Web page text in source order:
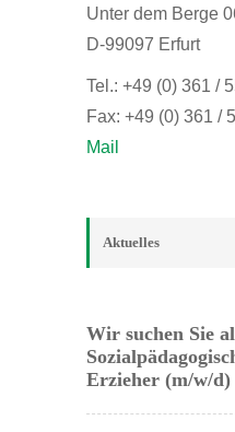
Unter dem Berge
D-99097 Erfurt
Tel.: +49 (0) 361 /
Fax: +49 (0) 361 /
Mail
Aktuelles
Wir suchen Sie
Erzieher (m/w/d)